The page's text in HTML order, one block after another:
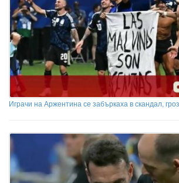
Играчи на Аржентина се забъркаха в скандал,